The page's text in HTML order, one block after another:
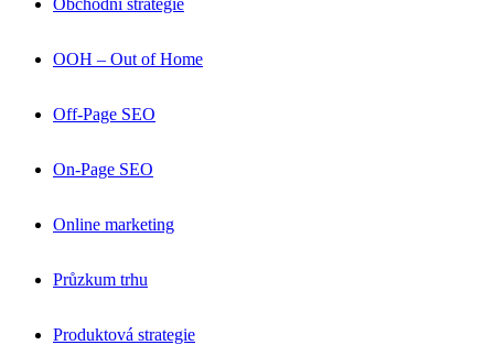
OOH – Out of Home
Off-Page SEO
On-Page SEO
Online marketing
Průzkum trhu
Produktová strategie